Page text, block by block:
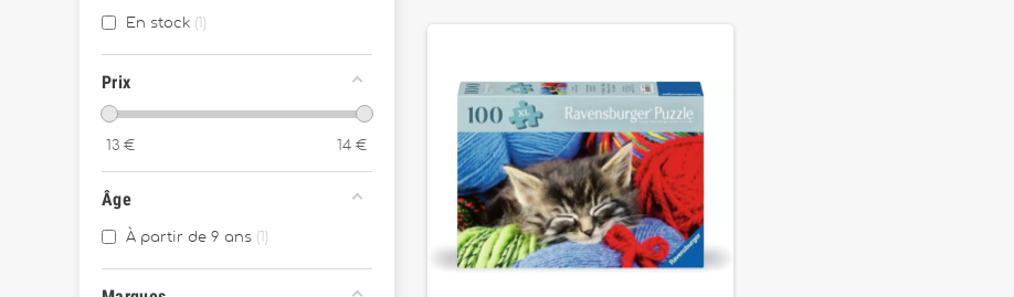
En stock
Prix
13 € 14 €
Âge
À partir de 9 ans